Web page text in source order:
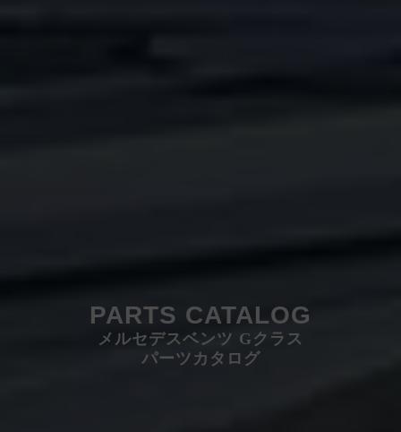
PARTS CATALOG
メルセデスベンツ Gクラス
パーツカタログ